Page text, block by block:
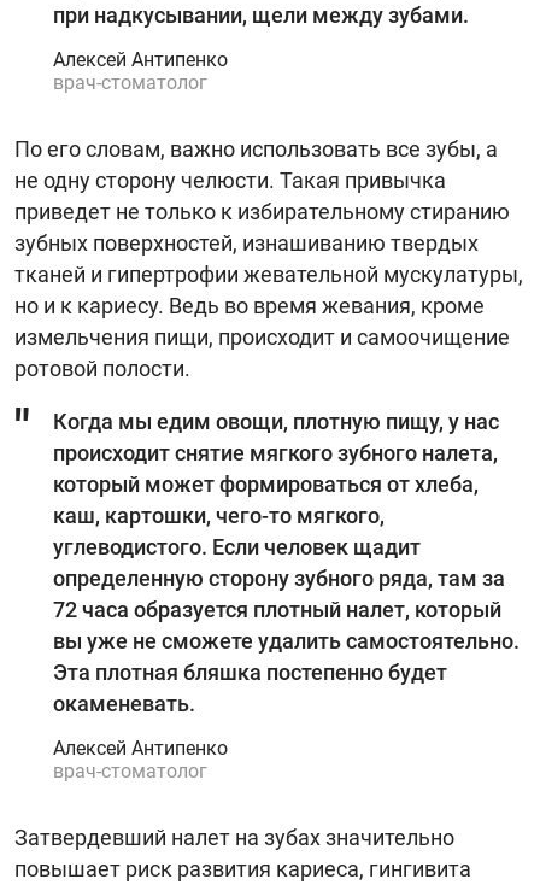
при надкусывании, щели между зубами.
Алексей Антипенко
врач-стоматолог
По его словам, важно использовать все зубы, а
не одну сторону челюсти. Такая привычка
приведет не только к избирательному стиранию
зубных поверхностей, изнашиванию твердых
тканей и гипертрофии жевательной мускулатуры,
но и к кариесу. Ведь во время жевания, кроме
измельчения пищи, происходит и самоочищение
ротовой полости.
Когда мы едим овощи, плотную пищу, у нас
происходит снятие мягкого зубного налета,
который может формироваться от хлеба,
каш, картошки, чего-то мягкого,
углеводистого. Если человек щадит
определенную сторону зубного ряда, там за
72 часа образуется плотный налет, который
вы уже не сможете удалить самостоятельно.
Эта плотная бляшка постепенно будет
окаменевать.
Алексей Антипенко
врач-стоматолог
Затвердевший налет на зубах значительно
повышает риск развития кариеса, гингивита